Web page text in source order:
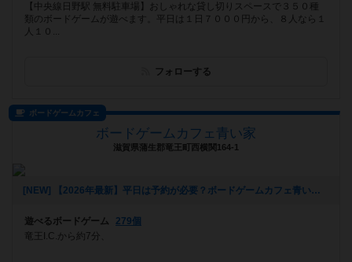
【中央線日野駅 無料駐車場】おしゃれな貸し切りスペースで３５０種
類のボードゲームが遊べます。平日は１日７０００円から、８人なら１
人１０...
フォローする
ボードゲームカフェ
ボードゲームカフェ青い家
滋賀県蒲生郡竜王町西横関164-1
[NEW] 【2026年最新】平日は予約が必要？ボードゲームカフェ青い家はいつでも予約なしで利用OKです！アサイーボウルも新登場！（2026年05月24日 14時06分）
遊べるボードゲーム
279個
竜王I.C.から約7分、